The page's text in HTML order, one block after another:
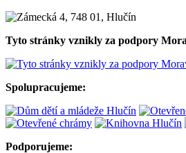
Tyto stránky vznikly za podpory
Spolupracujeme:
Podporujeme: